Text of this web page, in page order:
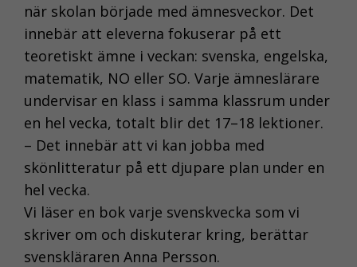
när skolan började med ämnesveckor. Det
innebär att eleverna fokuserar på ett
teoretiskt ämne i veckan: svenska, engelska,
matematik, NO eller SO. Varje ämneslärare
undervisar en klass i samma klassrum under
en hel vecka, totalt blir det 17–18 lektioner.
– Det innebär att vi kan jobba med
skönlitteratur på ett djupare plan under en
hel vecka.
Vi läser en bok varje svenskvecka som vi
skriver om och diskuterar kring, berättar
svenskläraren Anna Persson.